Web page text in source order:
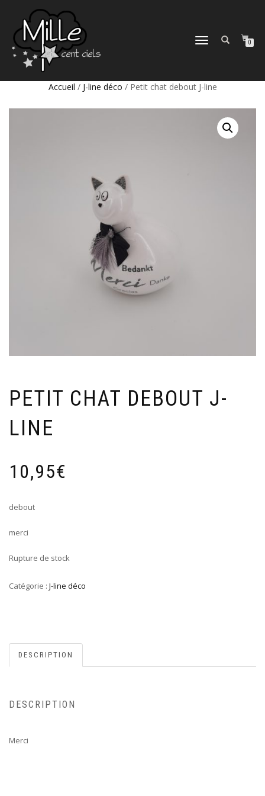
DÉPLIER
0
Accueil / J-line déco / Petit chat debout J-line
PETIT CHAT DEBOUT J-
LINE
10,95€
debout
merci
Rupture de stock
Catégorie : J-line déco
DESCRIPTION
DESCRIPTION
Merci